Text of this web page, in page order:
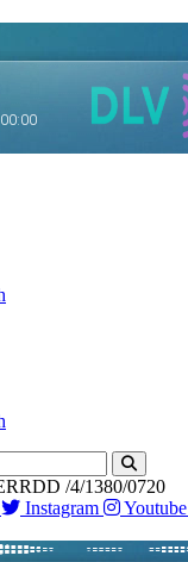
/4/1380/0720
Instagram Youtube